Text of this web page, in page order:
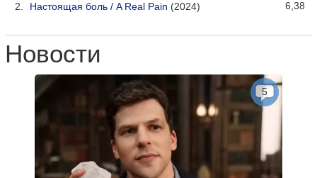
6,38
Настоящая боль / A Real Pain (2024)
Новости
5